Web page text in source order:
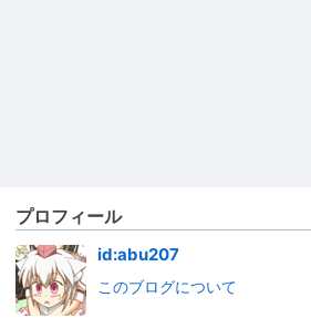
プロフィール
id:abu207
このブログについて